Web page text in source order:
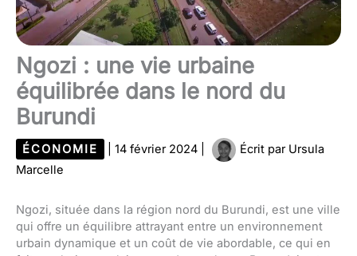
Ngozi : une vie urbaine
équilibrée dans le nord du
Burundi
ÉCONOMIE 14 février 2024 Écrit par Ursula
Marcelle
Ngozi, située dans la région nord du Burundi, est une ville
qui offre un équilibre attrayant entre un environnement
urbain dynamique et un coût de vie abordable, ce qui en